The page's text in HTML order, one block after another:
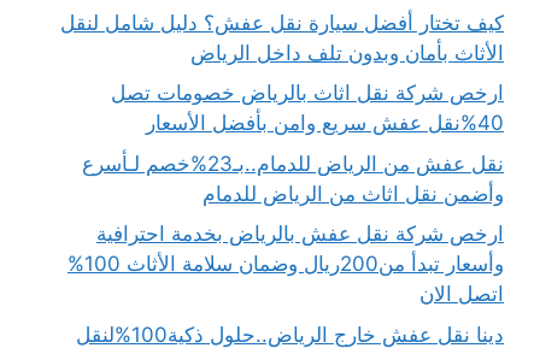
كيف تختار أفضل سيارة نقل عفش؟ دليل شامل لنقل
الأثاث بأمان وبدون تلف داخل الرياض
ارخص شركة نقل اثاث بالرياض خصومات تصل
40%نقل عفش سريع وامن بأفضل الأسعار
نقل عفش من الرياض للدمام..بـ23%خصم لـأسرع
وأضمن نقل اثاث من الرياض للدمام
ارخص شركة نقل عفش بالرياض بخدمة احترافية
وأسعار تبدأ من200ريال وضمان سلامة الأثاث 100%
اتصل الان
دينا نقل عفش خارج الرياض..حلول ذكية100%لنقل